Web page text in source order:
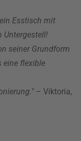
Esstisch mit
Untergestell!
seiner Grundform
eine flexible
– Viktoria,